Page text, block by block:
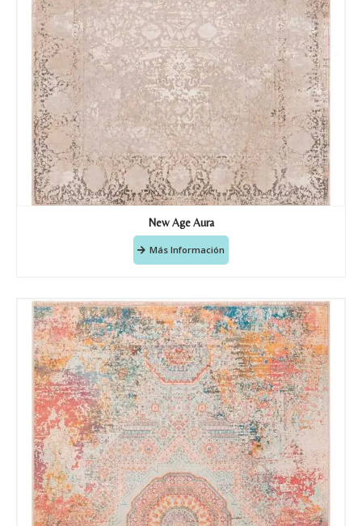
New Age Aura
Más Información
Teléfono
Correo electronico*
Tu mensaje.
Nombre y Referencia del producto
Acuerdo RGPD*
Doy mi consentimiento para que
esta web almacene la
información que envío para que
puedan responder a mi petición.
Recibir mi oferta